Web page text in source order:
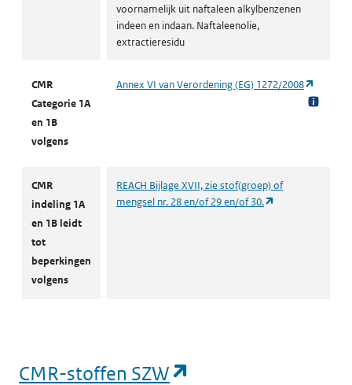
voornamelijk uit naftaleen alkylbenzenen
indeen en indaan. Naftaleenolie,
extractieresidu
CMR
Categorie 1A
en 1B
volgens
Annex VI van Verordening (EG) 1272/2008
CMR
indeling 1A
en 1B leidt
tot
beperkingen
volgens
REACH Bijlage XVII, zie stof(groep) of
mengsel nr. 28 en/of 29 en/of 30.
CMR-stoffen SZW